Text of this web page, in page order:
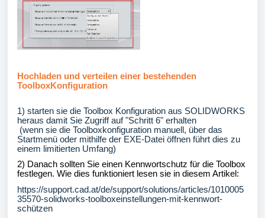
Hochladen und verteilen einer bestehenden
ToolboxKonfiguration
1) starten sie die Toolbox Konfiguration aus SOLIDWORKS
heraus damit Sie Zugriff auf "Schritt 6" erhalten
(wenn sie die Toolboxkonfiguration manuell, über das
Startmenü oder mithilfe der EXE-Datei öffnen führt dies zu
einem limitierten Umfang)
2) Danach sollten Sie einen Kennwortschutz für die Toolbox
festlegen. Wie dies funktioniert lesen sie in diesem Artikel:
https://support.cad.at/de/support/solutions/articles/1010005
35570-solidworks-toolboxeinstellungen-mit-kennwort-
schützen